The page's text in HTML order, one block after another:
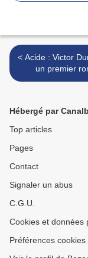
< Acide : Victor Dumiot livre
un premier
totalement
Hébergé par
Top articles
Pages
Contact
Signaler un abus
C.G.U.
Cookies et données
Préférences cookies